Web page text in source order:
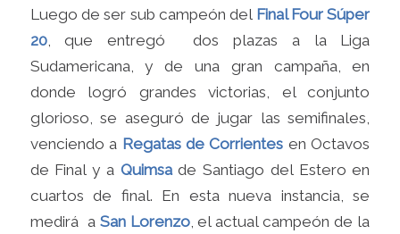
Luego de ser sub campeón del Final Four Súper
20, que entregó dos plazas a la Liga
Sudamericana, y de una gran campaña, en
donde logró grandes victorias, el conjunto
glorioso, se aseguró de jugar las semifinales,
venciendo a Regatas de Corrientes en Octavos
de Final y a Quimsade Santiago del Estero en
cuartos de final. En esta nueva instancia, se
medirá a San Lorenzo, el actual campeón de la